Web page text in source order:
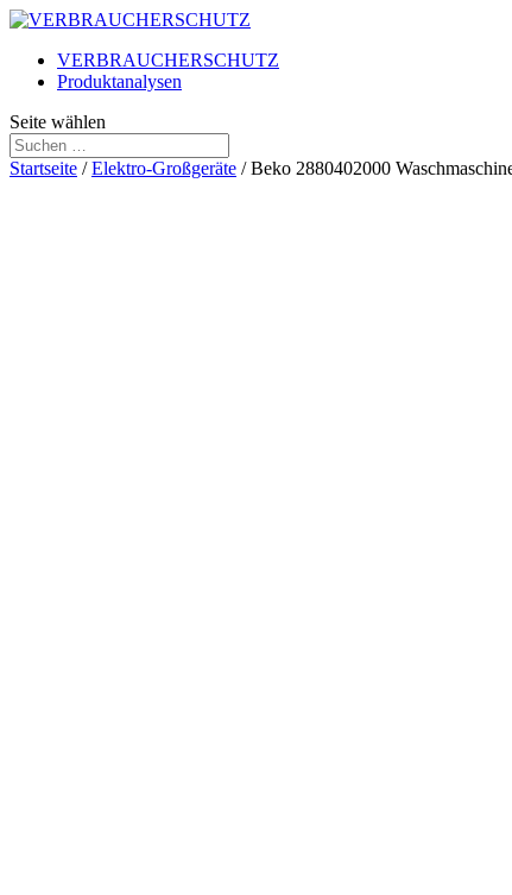
VERBRAUCHERSCHUTZ
Produktanalysen
Seite wählen
Startseite /Elektro-Großgeräte / Beko 2880402000